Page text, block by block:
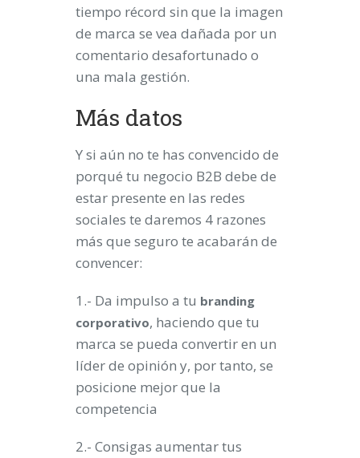
tiempo récord sin que la imagen
de marca se vea dañada por un
comentario desafortunado o
una mala gestión.
Más datos
Y si aún no te has convencido de
porqué tu negocio B2B debe de
estar presente en las redes
sociales te daremos 4 razones
más que seguro te acabarán de
convencer:
1.- Da impulso a tu branding
corporativo, haciendo que tu
marca se pueda convertir en un
líder de opinión y, por tanto, se
posicione mejor que la
competencia
2.- Consigas aumentar tus